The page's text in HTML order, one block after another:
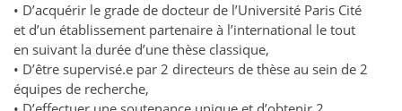
• D’acquérir le grade de docteur de l’Université Paris Cité
et d’un établissement partenaire à l’international le tout
en suivant la durée d’une thèse classique,
• D’être supervisé.e par 2 directeurs de thèse au sein de 2
équipes de recherche,